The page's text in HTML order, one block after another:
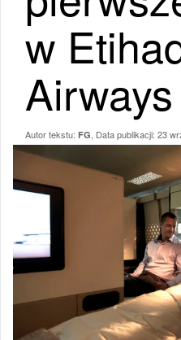
w
Airways
Autor tekstu: FG , Data publikacji: 23